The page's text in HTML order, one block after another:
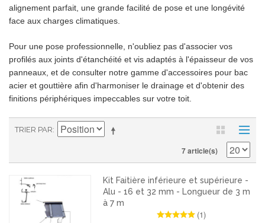
alignement parfait, une grande facilité de pose et une longévité
face aux charges climatiques.
Pour une pose professionnelle, n'oubliez pas d'associer vos
profilés aux joints d'étanchéité et vis adaptés à l'épaisseur de vos
panneaux, et de consulter notre gamme d'accessoires pour bac
acier et gouttière afin d'harmoniser le drainage et d'obtenir des
finitions périphériques impeccables sur votre toit.
TRIER PAR
7 article(s)
Kit Faitière inférieure et supérieure -
Alu - 16 et 32 mm - Longueur de 3 m
à 7 m
(1)